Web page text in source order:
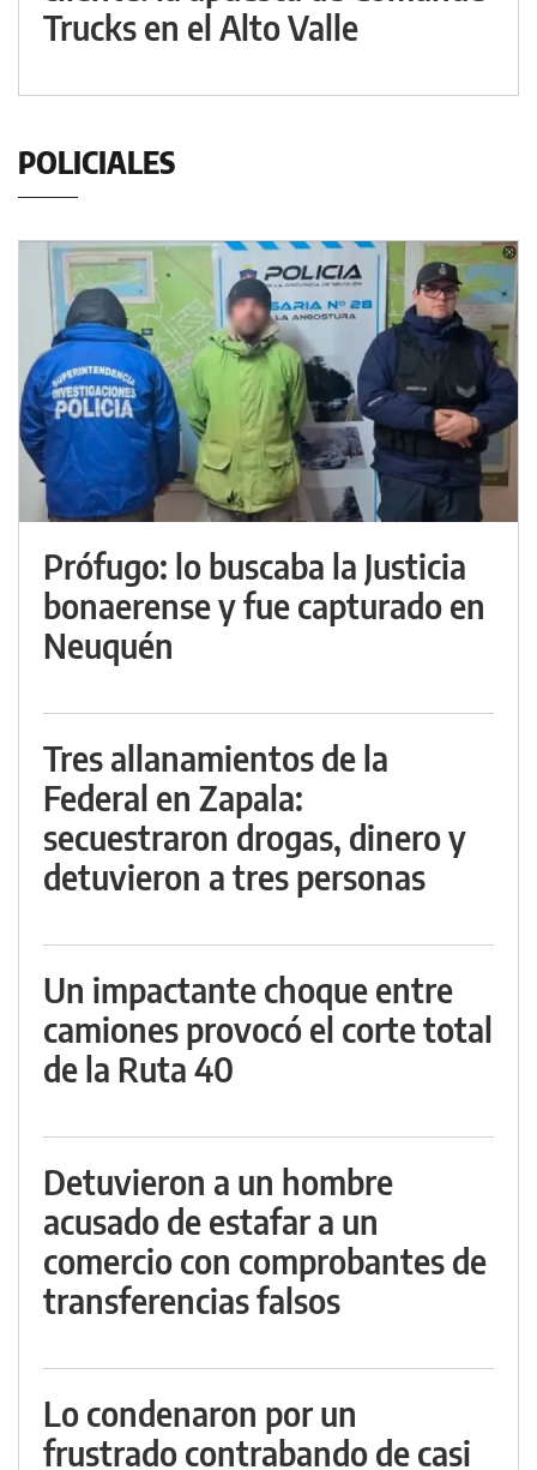
Trucks en el Alto Valle
POLICIALES
Prófugo: lo buscaba la Justicia
bonaerense y fue capturado en
Neuquén
Tres allanamientos de la
Federal en Zapala:
secuestraron drogas, dinero y
detuvieron a tres personas
Un impactante choque entre
camiones provocó el corte total
de la Ruta 40
Detuvieron a un hombre
acusado de estafar a un
comercio con comprobantes de
transferencias falsos
Lo condenaron por un
frustrado contrabando de casi